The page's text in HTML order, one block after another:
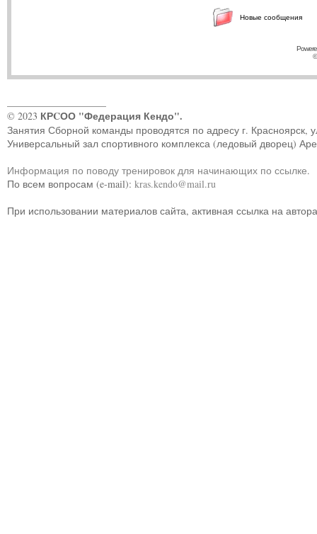
Новые сообщения
© 2023 КРCОО "Федерация Кендо".
Занятия Сборной команды проводятся по адресу г. Красноярск,
Универсальный зал спортивного комплекса (ледовый дворец)
Информация по поводу тренировок для начинающих по ссылке.
По всем вопросам (e-mail): kras.kendo@mail.ru
При использовании материалов сайта, активная ссылка на